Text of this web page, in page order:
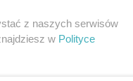
z naszych serwisów
w Polityce